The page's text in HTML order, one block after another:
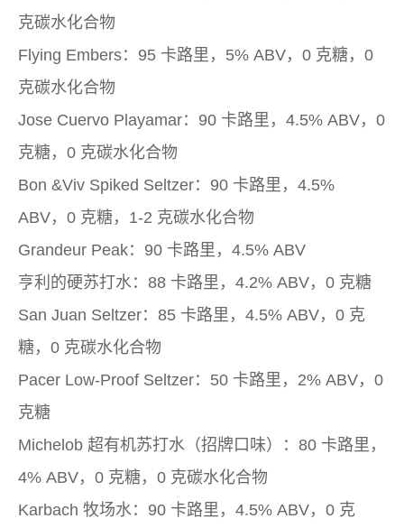
克碳水化合物
Flying Embers：95 卡路里，5% ABV，0 克糖，0
克碳水化合物
Jose Cuervo Playamar：90 卡路里，4.5% ABV，0
克糖，0 克碳水化合物
Bon &Viv Spiked Seltzer：90 卡路里，4.5%
ABV，0 克糖，1-2 克碳水化合物
Grandeur Peak：90 卡路里，4.5% ABV
亨利的硬苏打水：88 卡路里，4.2% ABV，0 克糖
San Juan Seltzer：85 卡路里，4.5% ABV，0 克
糖，0 克碳水化合物
Pacer Low-Proof Seltzer：50 卡路里，2% ABV，0
克糖
Michelob 超有机苏打水（招牌口味）：80 卡路里，
4% ABV，0 克糖，0 克碳水化合物
Karbach 牧场水：90 卡路里，4.5% ABV，0 克